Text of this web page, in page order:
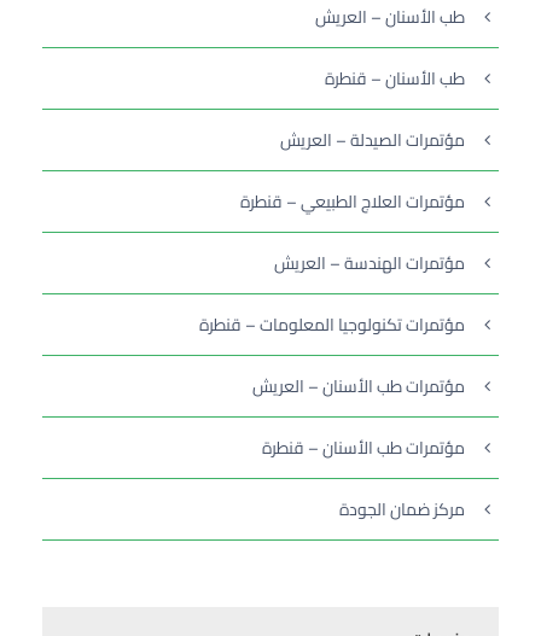
طب الأسنان – العريش
طب الأسنان – قنطرة
مؤتمرات الصيدلة – العريش
مؤتمرات العلاج الطبيعي – قنطرة
مؤتمرات الهندسة – العريش
مؤتمرات تكنولوجيا المعلومات – قنطرة
مؤتمرات طب الأسنان – العريش
مؤتمرات طب الأسنان – قنطرة
مركز ضمان الجودة